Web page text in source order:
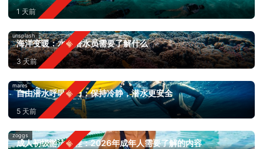
1 天前
unsplash
海洋变暖：水肺潜水员需要了解什么
3 天前
mares
自由潜水呼吸技巧：保持冷静，潜水更安全
5 天前
zoggs
成人初级游泳课程：2026年成年人需要了解的内容